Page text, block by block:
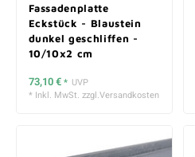
Fassadenplatte
Eckstück - Blaustein
dunkel geschliffen -
10/10x2 cm
73,10 €* UVP
* Inkl. MwSt. zzgl.Versandkosten